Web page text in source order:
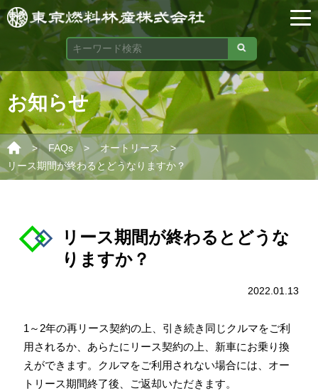
お知らせ
> FAQs > オートリース
>
リース期間が終わるとどうなりますか？
リース期間が終わるとどうな
りますか？
2022.01.13
1～ 2年の再リース契約の上、引き続き同じクルマをご利
用されるか、あらたにリース契約の上、新車にお乗り換
えができます。クルマをご利用されない場合には、オー
トリース期間終了後、ご返却いただきます。